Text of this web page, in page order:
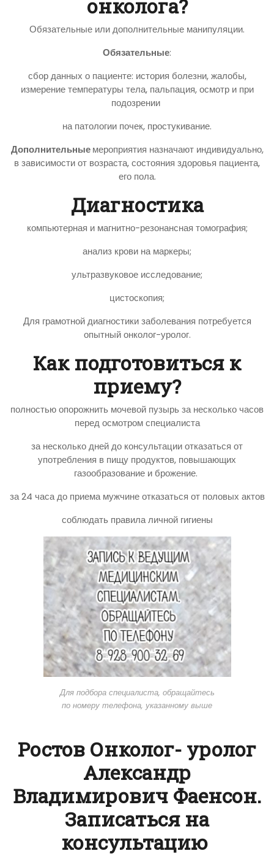
онколога?
Обязательные или дополнительные манипуляции.
Обязательные:
сбор данных о пациенте: история болезни, жалобы,
измерение температуры тела, пальпация, осмотр и при
подозрении
на патологии почек, простукивание.
Дополнительныемероприятия назначают индивидуально,
в зависимости от возраста, состояния здоровья пациента,
его пола.
Диагностика
компьютерная и магнитно-резонансная томография;
анализ крови на маркеры;
ультразвуковое исследование;
цистоскопия;
Для грамотной диагностики заболевания потребуется
опытный онколог-уролог.
Как подготовиться к
приему?
полностью опорожнить мочевой пузырь за несколько часов
перед осмотром специалиста
за несколько дней до консультации отказаться от
употребления в пищу продуктов, повышающих
газообразование и брожение.
за 24 часа до приема мужчине отказаться от половых актов
соблюдать правила личной гигиены
Для подбора специалиста, обращайтесь
по номеру телефона, указанному выше
Ростов Онколог- уролог
Александр
Владимирович Фаенсон.
Записаться на
консультацию